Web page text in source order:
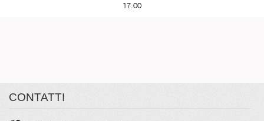
17.00
CONTATTI